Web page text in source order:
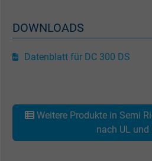
Laufzeit 1 Jahr
DOWNLOADS
Datenblatt für DC 300 DS
Weitere Produkte in Semi
nach UL und